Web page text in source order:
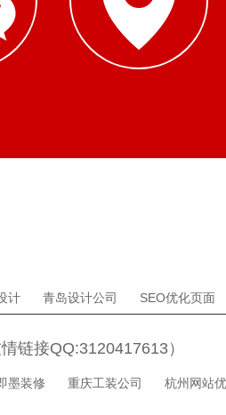
计 青岛设计公司 SEO优化页面
链接QQ:3120417613）
墨装修 重庆工装公司 杭州网站